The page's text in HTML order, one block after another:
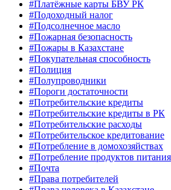
#Платёжные карты БВУ РК
#Подоходный налог
#Подсолнечное масло
#Пожарная безопасность
#Пожары в Казахстане
#Покупательная способность
#Полиция
#Полупроводники
#Пороги достаточности
#Потребительские кредиты
#Потребительские кредиты в РК
#Потребительские расходы
#Потребительское кредитование
#Потребление в домохозяйствах
#Потребление продуктов питания
#Почта
#Права потребителей